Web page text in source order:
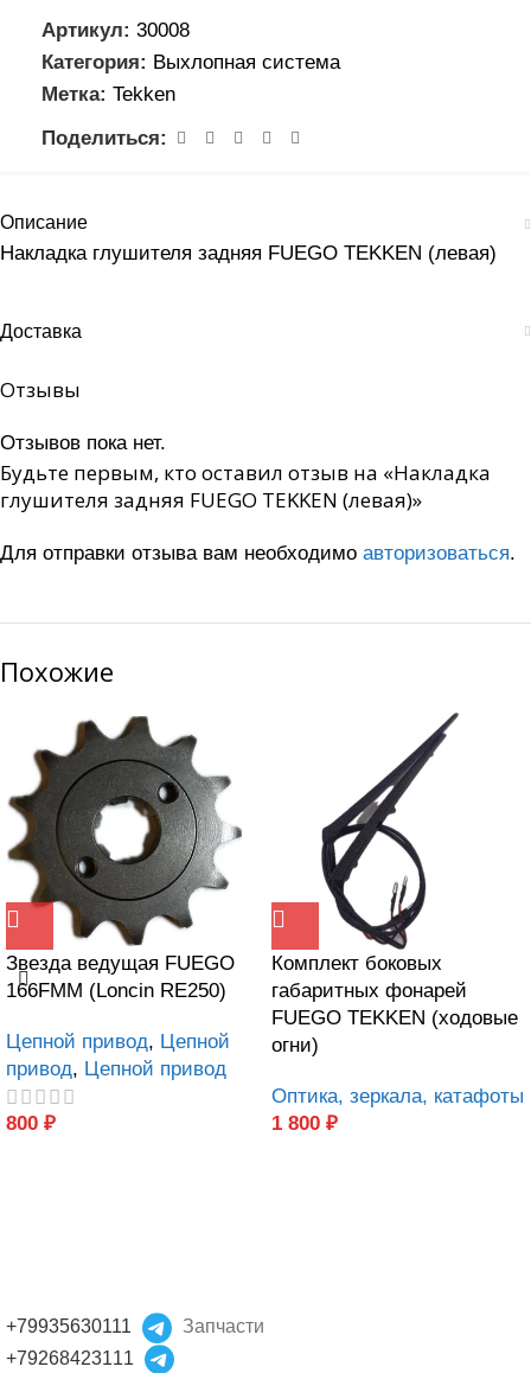
Артикул: 30008
Категория: Выхлопная система
Метка: Tekken
Поделиться:
Описание
Накладка глушителя задняя FUEGO TEKKEN (левая)
Доставка
Отзывы
Отзывов пока нет.
Будьте первым, кто оставил отзыв на «Накладка
глушителя задняя FUEGO TEKKEN (левая)»
Для отправки отзыва вам необходимо авторизоваться.
Похожие
Звезда ведущая FUEGO
166FMM (Loncin RE250)
Цепной привод, Цепной
привод, Цепной привод
800 ₽
Комплект боковых
габаритных фонарей
FUEGO TEKKEN (ходовые
огни)
Оптика, зеркала, катафоты
1 800 ₽
+79935630111
Запчасти
+79268423111